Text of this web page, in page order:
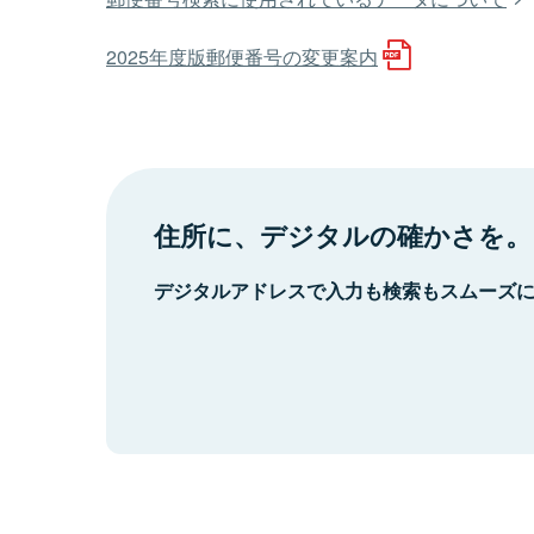
2025年度版郵便番号の変更案内
住所に、デジタルの確かさを。
デジタルアドレスで入力も検索もスムーズ